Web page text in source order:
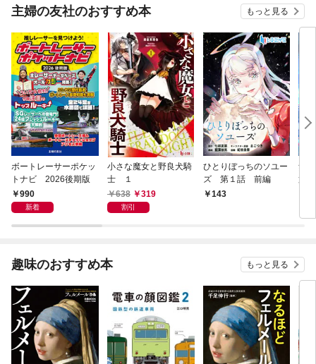
主婦の友社のおすすめ本 もっと見る
ボートレーサーポケッ
トナビ 2026後期版
990
新着
小さな魔女と野良犬騎
士 １
638
319
割引
ひとりぼっちのソユー
ズ 第１話 前編
143
無
第
趣味のおすすめ本 もっと見る